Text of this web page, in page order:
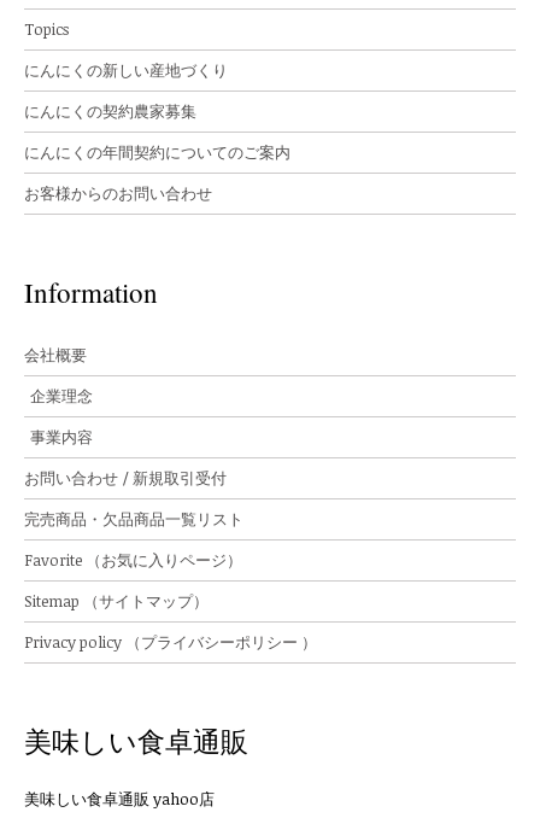
Topics
にんにくの新しい産地づくり
にんにくの契約農家募集
にんにくの年間契約についてのご案内
お客様からのお問い合わせ
Information
会社概要
企業理念
事業内容
お問い合わせ / 新規取引受付
完売商品・欠品商品一覧リスト
Favorite （お気に入りページ）
Sitemap （サイトマップ）
Privacy policy （プライバシーポリシー ）
美味しい食卓通販
美味しい食卓通販 yahoo店